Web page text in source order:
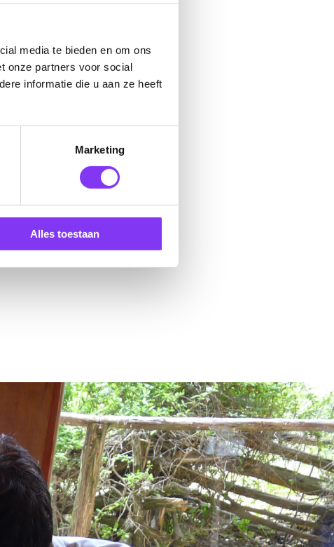
media te bieden en om ons
onze partners voor social
informatie die u aan ze heeft
Marketing
Alles toestaan